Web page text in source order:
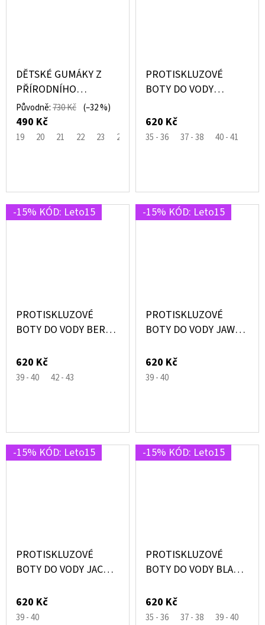
DĚTSKÉ GUMÁKY Z
PŘÍRODNÍHO
KAUČUKU HNĚDÉ
RUBBER - MIKK-LINE
Původně:730 Kč (–32 %)
490 Kč
19 20 21 22 23 27
PROTISKLUZOVÉ
BOTY DO VODY
SLIPSTOP®
620 Kč
35 - 36 37 - 38 40 - 41
-15% KÓD: Leto15
PROTISKLUZOVÉ
BOTY DO VODY BERKO
ŽRALOKY – SLIPSTOP®
620 Kč
39 - 40 42 - 43
-15% KÓD: Leto15
PROTISKLUZOVÉ
BOTY DO VODY JAWS
SLIPSTOP®
620 Kč
39 - 40
-15% KÓD: Leto15
PROTISKLUZOVÉ
BOTY DO VODY JACK
SLIPSTOP®
620 Kč
39 - 40
-15% KÓD: Leto15
PROTISKLUZOVÉ
BOTY DO VODY BLACK
SLIPSTOP®
620 Kč
35 - 36 37 - 38 39 - 40